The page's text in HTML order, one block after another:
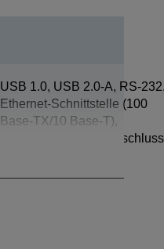
USB 1.0, USB 2.0-A, RS-
Ethernet-Schnittstelle (100
Base-TX/10 Base-T),